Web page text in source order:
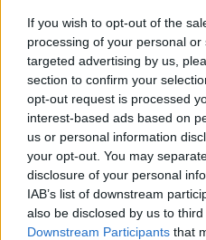
If you wish to opt-out of the
processing of your personal
targeted advertising by us,
section to confirm your
opt-out request is processed
interest-based ads based on
us or personal information
your opt-out. You may
disclosure of your personal
IAB’s list of downstream
also be disclosed by us to
Downstream Participants that